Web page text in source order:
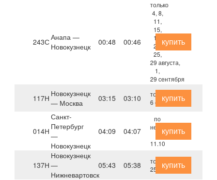
243САнапа —
Новокузнецк
00:48 00:46
только
4, 8,
11,
15,
18,
22,
25,
29 августа,
1,
29 сентября
купить
117Н Новокузнецк
— Москва
03:15 03:10
только
6 сентября
купить
014Н
Санкт-
Петербург
—
Новокузнецк
04:09 04:07
по
нечётным
11.10
купить
137Н
Новокузнецк
—
Нижневартовск
05:43 05:38
только
25 октября
купить